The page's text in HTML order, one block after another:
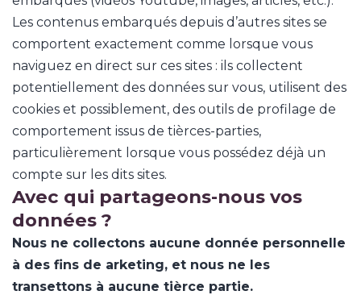
Les contenus embarqués depuis d’autres sites se
comportent exactement comme lorsque vous
naviguez en direct sur ces sites : ils collectent
potentiellement des données sur vous, utilisent des
cookies et possiblement, des outils de profilage de
comportement issus de tièrces-parties,
particulièrement lorsque vous possédez déjà un
compte sur les dits sites.
Avec qui partageons-nous vos
données ?
Nous ne collectons aucune donnée personnelle
à des fins de arketing, et nous ne les
transettons à aucune tièrce partie.